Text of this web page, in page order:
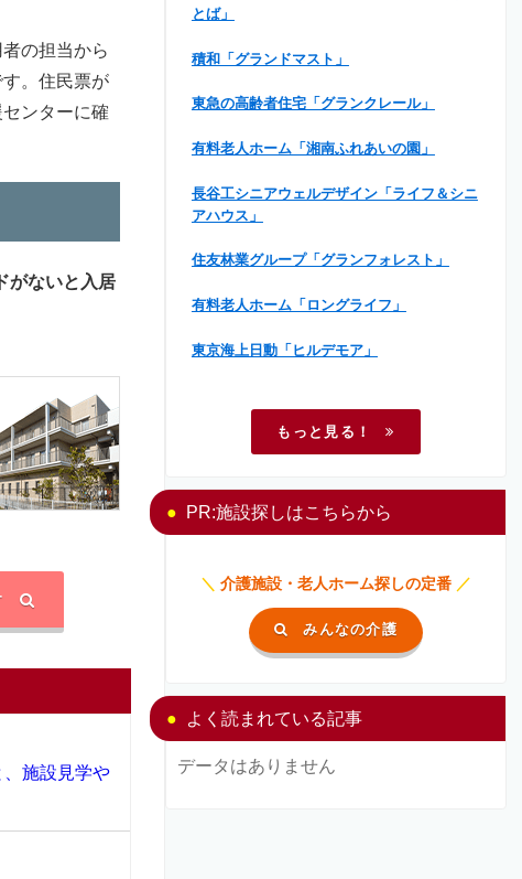
の担当から
。住民票が
ンターに確
がないと入居
施設見学や
とば」
積和「グランドマスト」
東急の高齢者住宅「グランクレール」
有料老人ホーム「湘南ふれあいの園」
長谷工シニアウェルデザイン「ライフ＆シニ
アハウス」
住友林業グループ「グランフォレスト」
有料老人ホーム「ロングライフ」
東京海上日動「ヒルデモア」
もっと見る！
PR:施設探しはこちらから
＼ 介護施設・老人ホーム探しの定番 ／
みんなの介護
よく読まれている記事
データはありません